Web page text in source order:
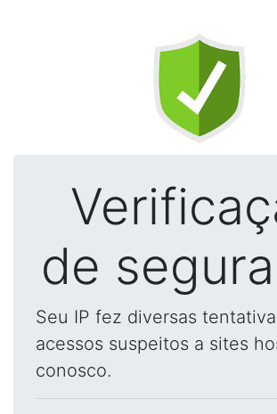
de
Seu IP fez diversas
acessos suspeitos a sites
conosco.